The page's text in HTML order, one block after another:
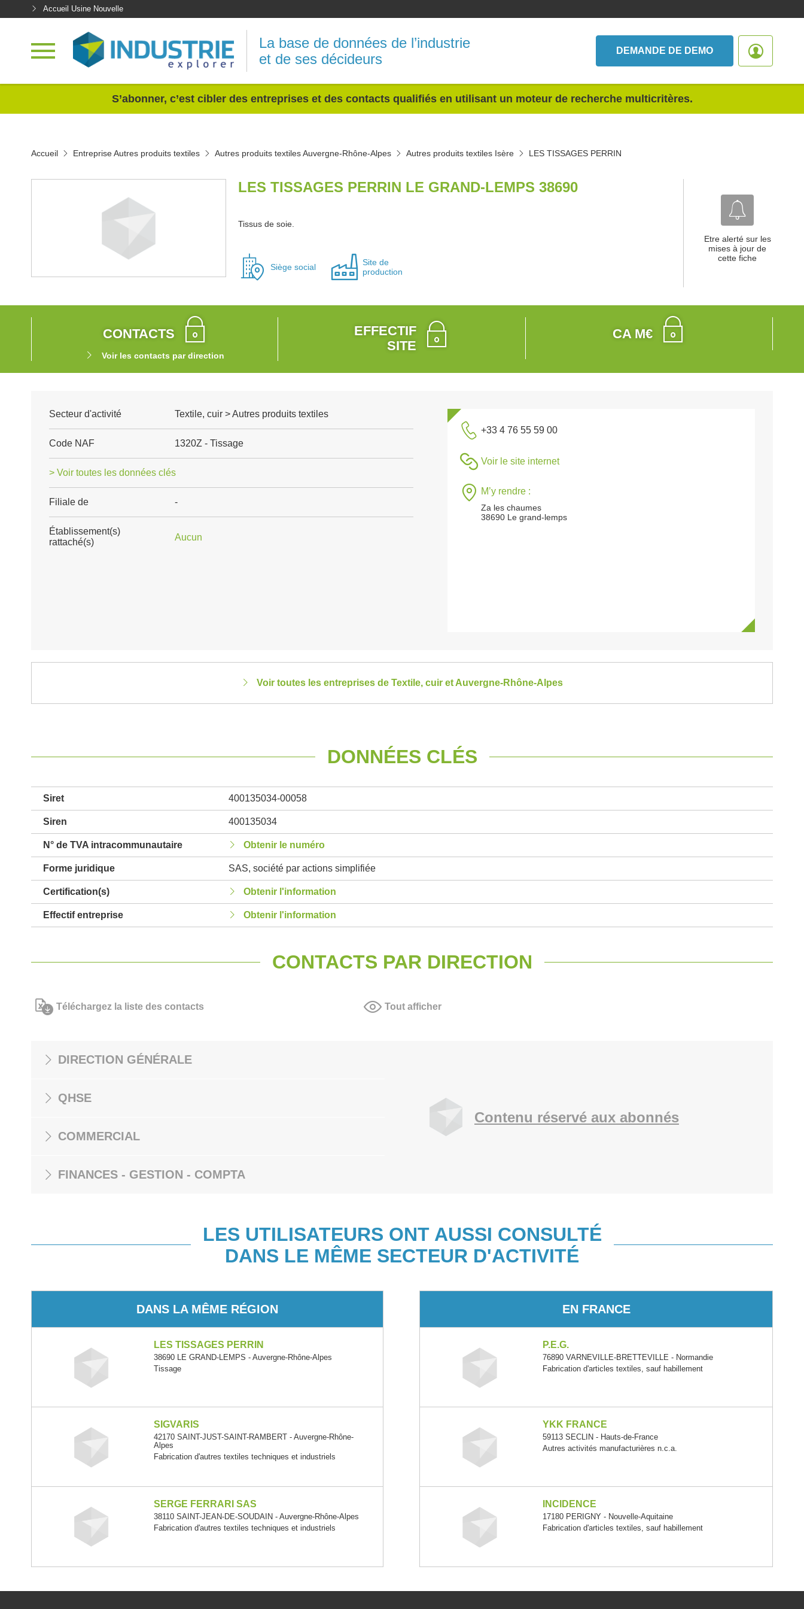
Accueil Usine Nouvelle
La base de données de l’industrie
et de ses décideurs
DEMANDE DE DEMO
S’abonner, c’est cibler des entreprises et des contacts qualifiés en utilisant un moteur de recherche multicritères.
Accueil Entreprise Autres produits textiles Autres produits textiles Auvergne-Rhône-Alpes Autres produits textiles Isère LES TISSAGES PERRIN
LES TISSAGES PERRIN LE GRAND-LEMPS 38690
Tissus de soie.
Siège social
Site de
production
Etre alerté sur les
mises à jour de
cette fiche
CONTACTS
Voir les contacts par direction
EFFECTIF
SITE
CA M€
Secteur d'activité Textile, cuir > Autres produits textiles
Code NAF 1320Z - Tissage
> Voir toutes les données clés
Filiale de -
Établissement(s)
rattaché(s)
Aucun
+33 4 76 55 59 00
Voir le site internet
M’y rendre :
Za les chaumes
38690 Le grand-lemps
Voir toutes les entreprises de Textile, cuir et Auvergne-Rhône-Alpes
DONNÉES CLÉS
Siret 400135034-00058
Siren 400135034
N° de TVA intracommunautaire Obtenir le numéro
Forme juridique SAS, société par actions simplifiée
Certification(s) Obtenir l'information
Effectif entreprise Obtenir l'information
CONTACTS PAR DIRECTION
Téléchargez la liste des contacts Tout afficher
DIRECTION GÉNÉRALE
QHSE
COMMERCIAL
FINANCES - GESTION - COMPTA
Contenu réservé aux abonnés
LES UTILISATEURS ONT AUSSI CONSULTÉ
DANS LE MÊME SECTEUR D'ACTIVITÉ
DANS LA MÊME RÉGION
LES TISSAGES PERRIN
38690 LE GRAND-LEMPS - Auvergne-Rhône-Alpes
Tissage
SIGVARIS
42170 SAINT-JUST-SAINT-RAMBERT - Auvergne-Rhône-
Alpes
Fabrication d'autres textiles techniques et industriels
SERGE FERRARI SAS
38110 SAINT-JEAN-DE-SOUDAIN - Auvergne-Rhône-Alpes
Fabrication d'autres textiles techniques et industriels
EN FRANCE
P.E.G.
76890 VARNEVILLE-BRETTEVILLE - Normandie
Fabrication d'articles textiles, sauf habillement
YKK FRANCE
59113 SECLIN - Hauts-de-France
Autres activités manufacturières n.c.a.
INCIDENCE
17180 PERIGNY - Nouvelle-Aquitaine
Fabrication d'articles textiles, sauf habillement